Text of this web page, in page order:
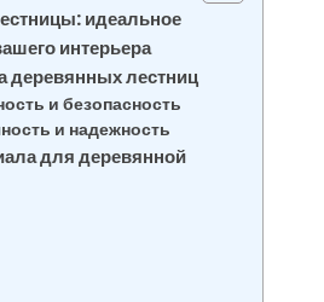
идеальное
интерьера
деревянных лестниц
и безопасность
и надежность
для деревянной